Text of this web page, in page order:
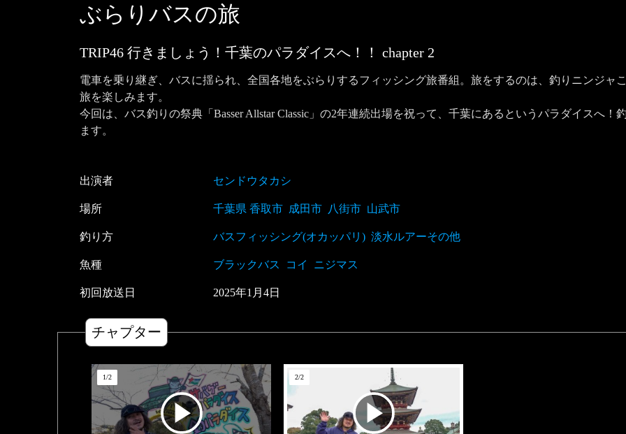
ぶらりバスの旅
TRIP46 行きましょう！千葉のパラダイスへ！！ chapter 2
電車を乗り継ぎ、バスに揺られ、全国各地をぶらりするフィッシング旅番組。旅をするのは、釣りニンジャ
旅を楽しみます。
今回は、バス釣りの祭典「Basser Allstar Classic」の2年連続出場を祝って、千葉にあるというパラダイスへ
ます。
出演者 センドウタカシ
場所 千葉県 香取市 成田市 八街市 山武市
釣り方 バスフィッシング(オカッパリ) 淡水ルアーその他
魚種 ブラックバス コイ ニジマス
初回放送日 2025年1 月4日
チャプター
1/2 2/2